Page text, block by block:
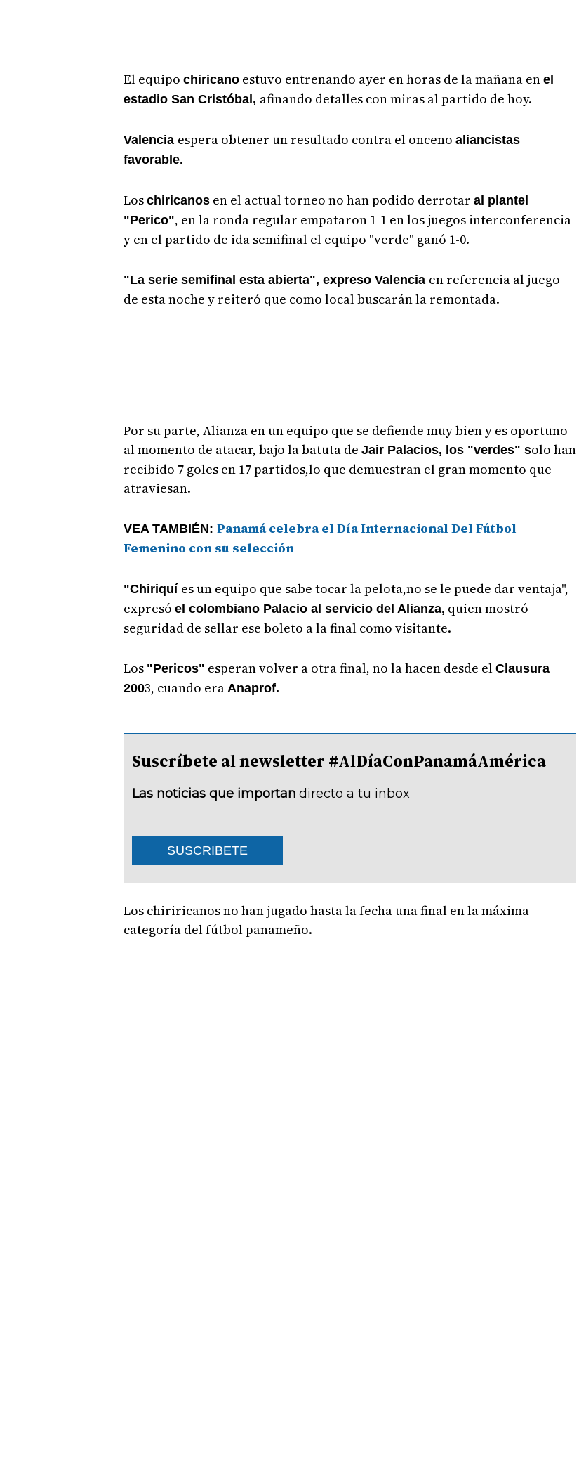
El equipo chiricanoestuvo entrenando ayer en horas de la mañana en el
estadio San Cristóbal, afinando detalles con miras al partido de hoy.
Valencia espera obtener un resultado contra el onceno aliancistas
favorable.
Los chiricanosen el actual torneo no han podido derrotar al plantel
"Perico", en la ronda regular empataron 1-1 en los juegos interconferencia
y en el partido de ida semifinal el equipo "verde" ganó 1-0.
"La serie semifinal esta abierta", expreso Valencia en referencia al juego
de esta noche y reiteró que como local buscarán la remontada.
Por su parte, Alianza en un equipo que se defiende muy bien y es oportuno
al momento de atacar, bajo la batuta de Jair Palacios, los "verdes" solo han
recibido 7 goles en 17 partidos,lo que demuestran el gran momento que
atraviesan.
VEA TAMBIÉN: Panamá celebra el Día Internacional Del Fútbol
Femenino con su selección
"Chiriquí es un equipo que sabe tocar la pelota,no se le puede dar ventaja",
expresó el colombiano Palacio al servicio del Alianza, quien mostró
seguridad de sellar ese boleto a la final como visitante.
Los "Pericos" esperan volver a otra final, no la hacen desde el Clausura
2003, cuando era Anaprof.
Suscríbete al newsletter #AlDíaConPanamáAmérica
Las noticias que importan directo a tu inbox
SUSCRIBETE
Los chiriricanos no han jugado hasta la fecha una final en la máxima
categoría del fútbol panameño.